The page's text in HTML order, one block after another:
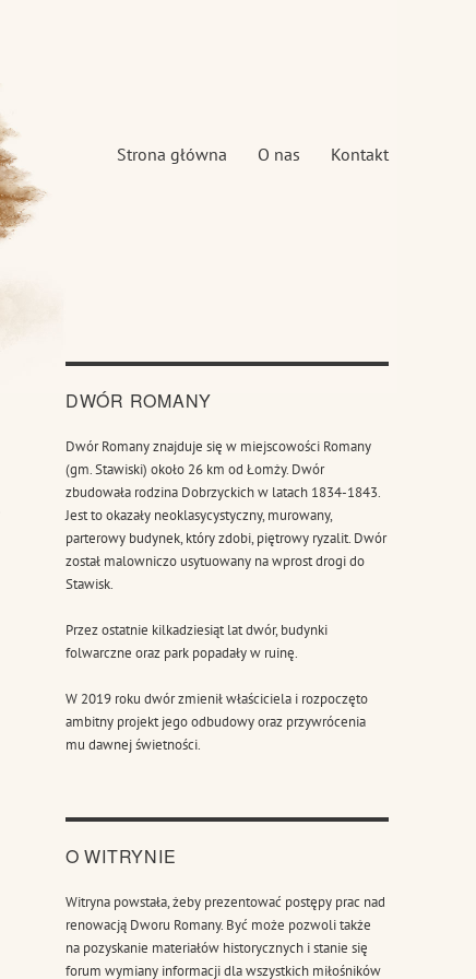
Strona główna O nas Kontakt
DWÓR ROMANY
Dwór Romany znajduje się w miejscowości Romany
(gm. Stawiski) około 26 km od Łomży. Dwór
zbudowała rodzina Dobrzyckich w latach 1834-1843.
Jest to okazały neoklasycystyczny, murowany,
parterowy budynek, który zdobi, piętrowy ryzalit. Dwór
został malowniczo usytuowany na wprost drogi do
Stawisk.
Przez ostatnie kilkadziesiąt lat dwór, budynki
folwarczne oraz park popadały w ruinę.
W 2019 roku dwór zmienił właściciela i rozpoczęto
ambitny projekt jego odbudowy oraz przywrócenia
mu dawnej świetności.
O WITRYNIE
Witryna powstała, żeby prezentować postępy prac nad
renowacją Dworu Romany. Być może pozwoli także
na pozyskanie materiałów historycznych i stanie się
forum wymiany informacji dla wszystkich miłośników